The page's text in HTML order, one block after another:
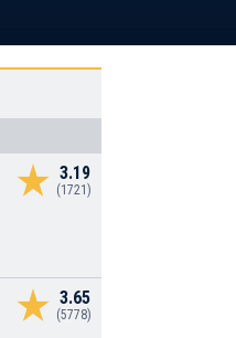
3.19
(1721)
3.65
(5778)